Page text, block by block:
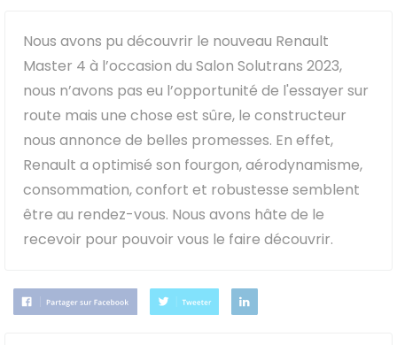
Nous avons pu découvrir le nouveau Renault
Master 4 à l’occasion du Salon Solutrans 2023,
nous n’avons pas eu l’opportunité de l'essayer sur
route mais une chose est sûre, le constructeur
nous annonce de belles promesses. En effet,
Renault a optimisé son fourgon, aérodynamisme,
consommation, confort et robustesse semblent
être au rendez-vous. Nous avons hâte de le
recevoir pour pouvoir vous le faire découvrir.